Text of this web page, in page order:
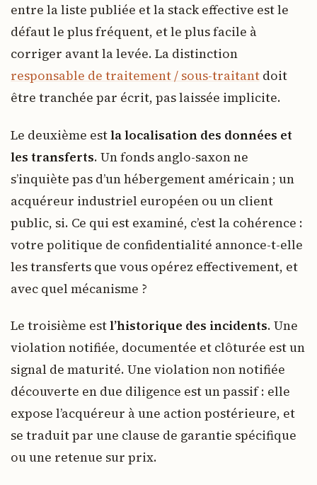
entre la liste publiée et la stack effective est le
défaut le plus fréquent, et le plus facile à
corriger avant la levée. La distinction
responsable de traitement / sous-traitant doit
être tranchée par écrit, pas laissée implicite.
Le deuxième estla localisation des données et
les transferts. Un fonds anglo-saxon ne
s’inquiète pas d’un hébergement américain ; un
acquéreur industriel européen ou un client
public, si. Ce qui est examiné, c’est la cohérence :
votre politique de confidentialité annonce-t-elle
les transferts que vous opérez effectivement, et
avec quel mécanisme ?
Le troisième estl’historique des incidents. Une
violation notifiée, documentée et clôturée est un
signal de maturité. Une violation non notifiée
découverte en due diligence est un passif : elle
expose l’acquéreur à une action postérieure, et
se traduit par une clause de garantie spécifique
ou une retenue sur prix.